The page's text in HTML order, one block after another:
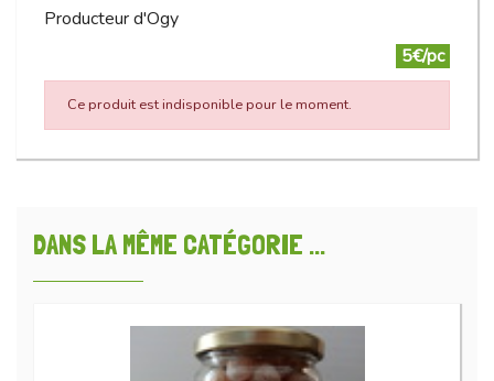
Producteur d'Ogy
5€/pc
Ce produit est indisponible pour le moment.
DANS LA MÊME CATÉGORIE ...